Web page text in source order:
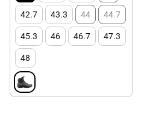
42.7 43.3 44 44.7
45.3 46 46.7 47.3
48